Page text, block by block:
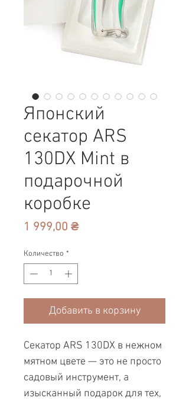
Японский
секатор ARS
130DX Mint в
подарочной
коробке
1 999,00 ₴Цена
Количество *
Добавить в корзину
Секатор ARS 130DX в нежном
мятном цвете — это не просто
садовый инструмент, а
изысканный подарок для тех,